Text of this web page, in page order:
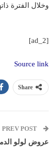
وخلال الفترة ذاتها، اعتقلت قوات
[ad_2]
Source link
Share
عروض لولو الدمام